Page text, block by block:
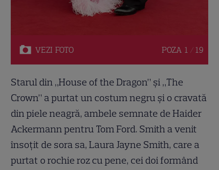
VEZI FOTO POZA 1 / 19
Starul din „House of the Dragon” și „The
Crown” a purtat un costum negru și o cravată
din piele neagră, ambele semnate de Haider
Ackermann pentru Tom Ford. Smith a venit
însoțit de sora sa, Laura Jayne Smith, care a
purtat o rochie roz cu pene, cei doi formând